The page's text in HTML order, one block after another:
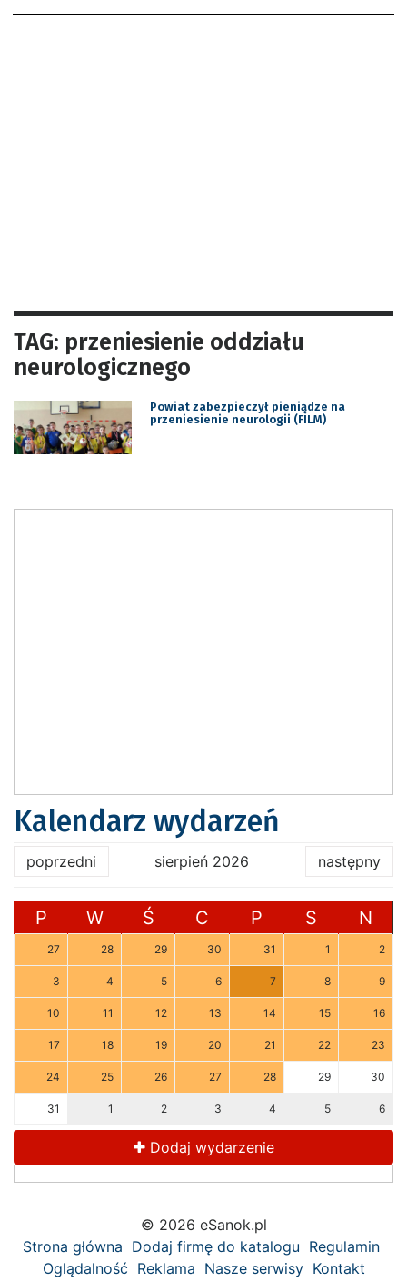
TAG: przeniesienie oddziału
neurologicznego
Powiat zabezpieczył pieniądze na
przeniesienie neurologii (FILM)
Kalendarz wydarzeń
poprzedni sierpień 2026 następny
P W Ś C P S N
27 28 29 30 31 1 2
3 4 5 6 7 8 9
10 11 12 13 14 15 16
17 18 19 20 21 22 23
24 25 26 27 28 29 30
31 1 2 3 4 5 6
Dodaj wydarzenie
© 2026 eSanok.pl
Strona główna Dodaj firmę do katalogu Regulamin
Oglądalność Reklama Nasze serwisy Kontakt